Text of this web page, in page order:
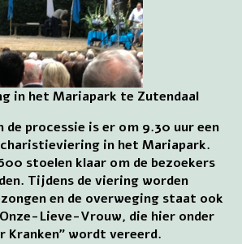
in het Mariapark te Zutendaal
de processie is er om 9.30 uur een
in het Mariapark.
stoelen klaar om de bezoekers
Tijdens de viering worden
en de overweging staat ook
Lieve-Vrouw, die hier onder
Kranken” wordt vereerd.